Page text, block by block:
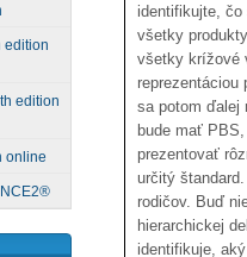
edition
edition
online
identifikujte,
všetky
všetky krížové
reprezentáciou
sa potom ďalej
bude mať
prezentovať
určitý
rodičov. Buď
hierarchickej
identifikuje,